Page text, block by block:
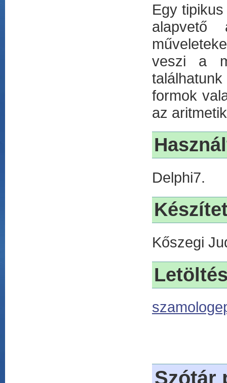
Egy
alapvető
veszi a
formok
az
Delphi7.
Kőszegi
Szótár